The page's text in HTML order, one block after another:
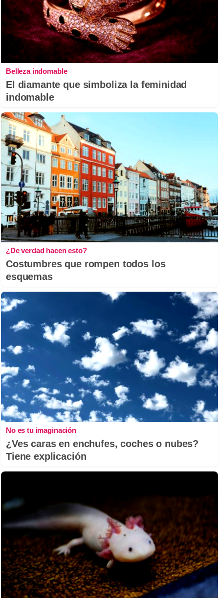
Belleza indomable
El diamante que simboliza la feminidad
indomable
¿De verdad hacen esto?
Costumbres que rompen todos los
esquemas
No es tu imaginación
¿Ves caras en enchufes, coches o nubes?
Tiene explicación